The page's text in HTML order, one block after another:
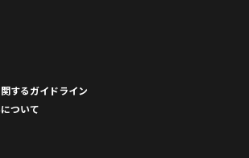
するガイドライン
ついて